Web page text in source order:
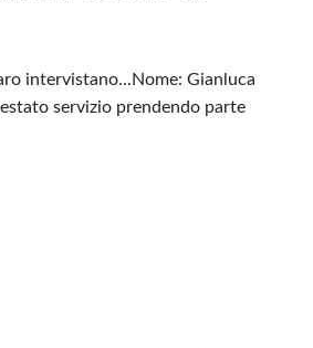
intervistano...Nome: Gianluca
servizio prendendo parte